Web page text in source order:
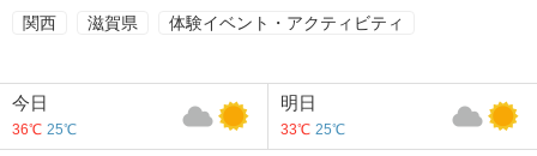
関西 滋賀県 体験イベント・アクティビティ
今日
36℃ 25℃
明日
33℃ 25℃